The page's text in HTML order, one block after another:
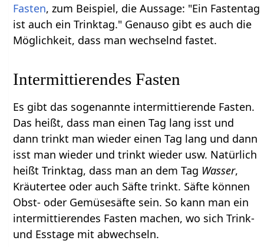
Fasten, zum Beispiel, die Aussage: "Ein Fastentag
ist auch ein Trinktag." Genauso gibt es auch die
Möglichkeit, dass man wechselnd fastet.
Intermittierendes Fasten
Es gibt das sogenannte intermittierende Fasten.
Das heißt, dass man einen Tag lang isst und
dann trinkt man wieder einen Tag lang und dann
isst man wieder und trinkt wieder usw. Natürlich
heißt Trinktag, dass man an dem Tag Wasser,
Kräutertee oder auch Säfte trinkt. Säfte können
Obst- oder Gemüsesäfte sein. So kann man ein
intermittierendes Fasten machen, wo sich Trink-
und Esstage mit abwechseln.